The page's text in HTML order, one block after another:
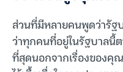
ส่วนที่มีหลายคนพูดว่ารั
ว่าทุกคนที่อยู่ในรัฐบาลนี้
ที่สุดนอกจากเรื่องของคุ